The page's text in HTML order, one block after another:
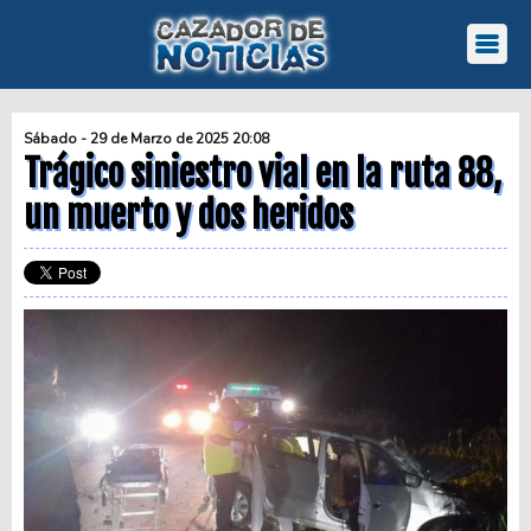
Sábado - 29 de Marzo de 2025 20:08
Trágico siniestro vial en la ruta 88,
un muerto y dos heridos